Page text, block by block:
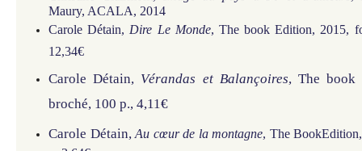
Maury, ACALA, 2014
Carole Détain, Dire Le Monde, The book Edition, 2015,
12,34€
Carole Détain, Vérandas et Balançoires, The book
broché, 100 p., 4,11€
Carole Détain, Au cœur de la montagne, The